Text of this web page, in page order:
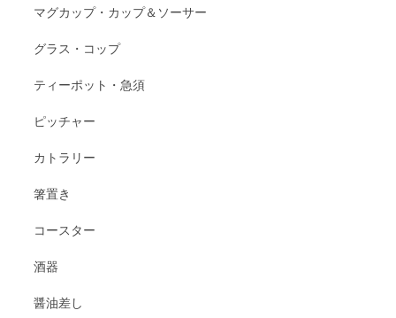
マグカップ・カップ＆ソーサー
グラス・コップ
ティーポット・急須
ピッチャー
カトラリー
箸置き
コースター
酒器
醤油差し